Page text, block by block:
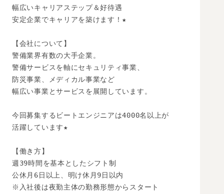
幅広いキャリアステップ＆好待遇
安定企業でキャリアを築けます！★
【会社について】
警備業界有数の大手企業。
警備サービスを軸にセキュリティ事業、
防災事業、メディカル事業など
幅広い事業とサービスを展開しています。
今回募集するビートエンジニアは4000名以上が
活躍しています★
【働き方】
週39時間を基本としたシフト制
公休月6日以上、明け休月9日以内
※入社後は夜勤主体の勤務形態からスタート